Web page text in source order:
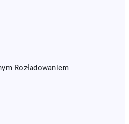
Rozładowaniem